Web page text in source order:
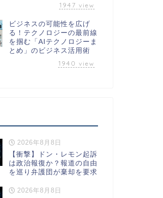
1947 view
ビジネスの可能性を広げ
る！テクノロジーの最前線
を掴む「AIテクノロジーま
とめ」のビジネス活用術
1940 view
2026年8月8日
【衝撃】ドン・レモン起訴
は政治報復か？報道の自由
を巡り弁護団が棄却を要求
2026年8月8日